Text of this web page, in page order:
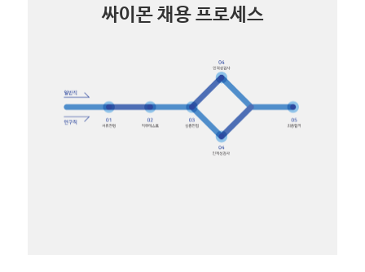
싸이몬 채용 프로세스